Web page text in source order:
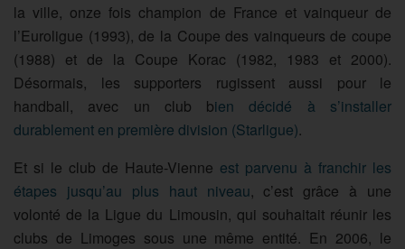
la ville, onze fois champion de France et vainqueur de
l’Euroligue (1993), de la Coupe des vainqueurs de coupe
(1988) et de la Coupe Korac (1982, 1983 et 2000).
Désormais, les supporters rugissent aussi pour le
handball, avec un club bien décidé à s’installer
durablement en première division (Starligue).
Et si le club de Haute-Vienne est parvenu à franchir les
étapes jusqu’au plus haut niveau, c’est grâce à une
volonté de la Ligue du Limousin, qui souhaitait réunir les
clubs de Limoges sous une même entité. En 2006, le